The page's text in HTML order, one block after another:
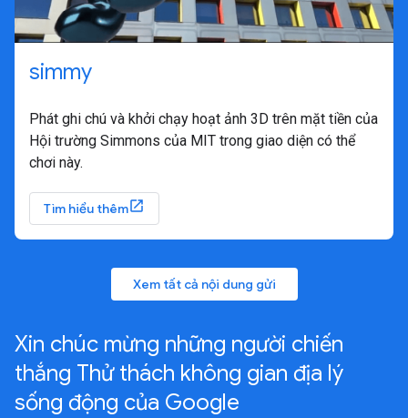
simmy
Phát ghi chú và khởi chạy hoạt ảnh 3D trên mặt tiền của
Hội trường Simmons của MIT trong giao diện có thể
chơi này.
Tìm hiểu thêm
Xem tất cả nội dung gửi
Xin chúc mừng những người chiến
thắng Thử thách không gian địa lý
sống động của Google